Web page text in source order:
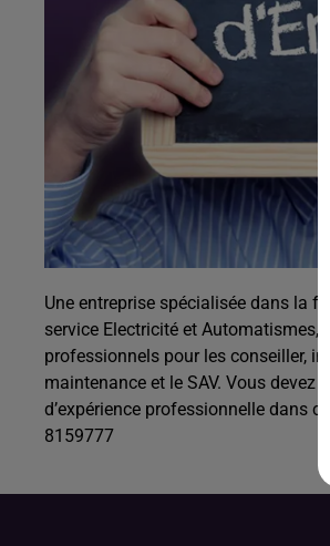
Une entreprise spécialisée dans la
service Electricité et Automatismes,
professionnels pour les conseiller,
maintenance et le SAV. Vous devez
d’expérience professionnelle dans
8159777